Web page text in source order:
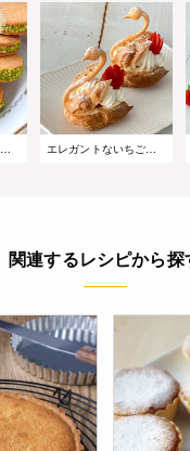
ピスタチオのクリームサンドクッキー エレガントないちごのスワンシュー
関連するレシピから探